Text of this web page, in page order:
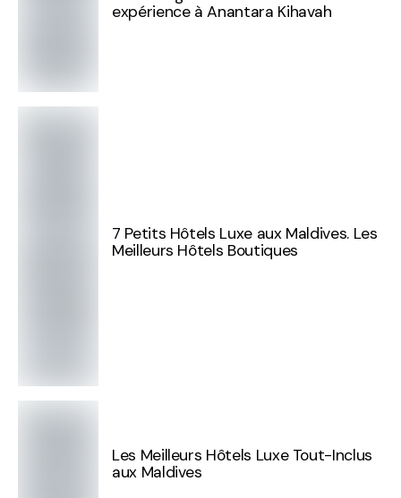
expérience à Anantara Kihavah
7 Petits Hôtels Luxe aux Maldives. Les
Meilleurs Hôtels Boutiques
Les Meilleurs Hôtels Luxe Tout-Inclus
aux Maldives